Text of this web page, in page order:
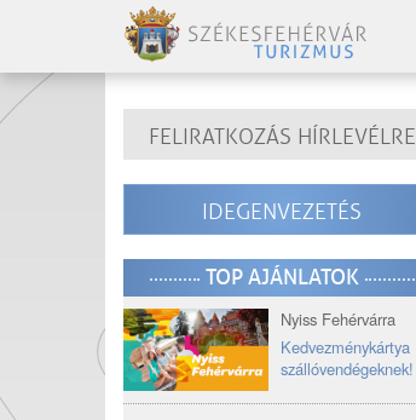
FELIRATKOZÁS HÍRLEVÉLRE
IDEGENVEZETÉS
TOP AJÁNLATOK
Nyiss Fehérvárra
Kedvezménykártya
szállóvendégeknek!